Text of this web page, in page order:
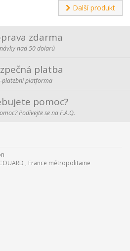
Další produkt
zdarma
nad 50 dolarů
platba
platební platforma
pomoc?
Podívejte se na F.A.Q.
, France métropolitaine